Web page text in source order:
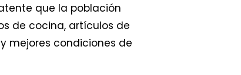
que la población
de cocina, artículos de
mejores condiciones de